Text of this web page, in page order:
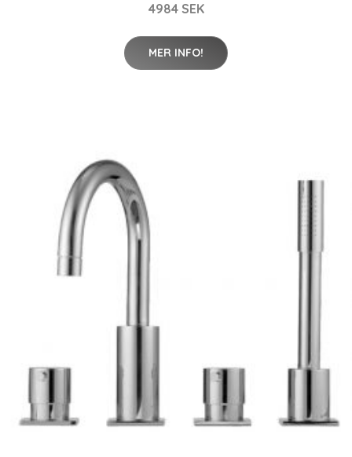
4984 SEK
MER INFO!